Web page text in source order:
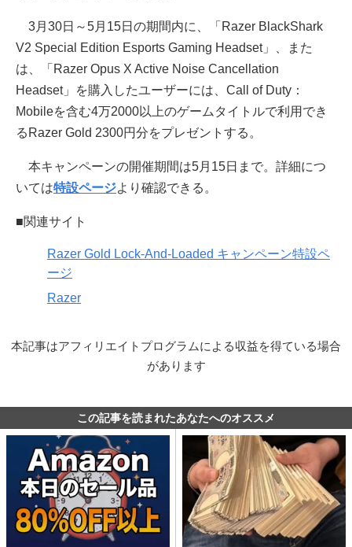
3月30日～5月15日の期間内に、「Razer BlackShark
V2 Special Edition Esports Gaming Headset」、また
は、「Razer Opus X Active Noise Cancellation
Headset」を購入したユーザーには、Call of Duty：
Mobileを含む4万2000以上のゲームタイトルで利用でき
るRazer Gold 2300円分をプレゼントする。
本キャンペーンの開催期間は5月15日まで。詳細につ
いては特設ページより確認できる。
■関連サイト
Razer Gold Lock-And-Loaded キャンペーン特設ペ
ージ
Razer
本記事はアフィリエイトプログラムによる収益を得ている場合
があります
この記事を読まれたあなたへのオススメ